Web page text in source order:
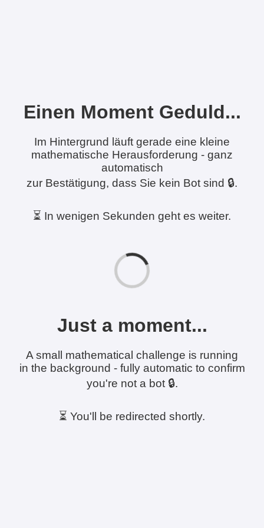
Einen Moment Geduld...
Im Hintergrund läuft gerade eine kleine
mathematische Herausforderung - ganz
automatisch
zur Bestätigung, dass Sie kein Bot sind 🔒.
⏳ In wenigen Sekunden geht es weiter.
Just a moment...
A small mathematical challenge is running
in the background - fully automatic to confirm
you're not a bot 🔒.
⏳ You'll be redirected shortly.